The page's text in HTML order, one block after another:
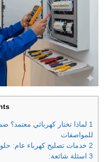
1 لماذا تختار كهربائي معتمد؟
للمواصفات
2 خدمات تصليح كهرباء عام:
3 اسئلة شائعة: